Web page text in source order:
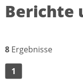
Berichte
8 Ergebnisse
1